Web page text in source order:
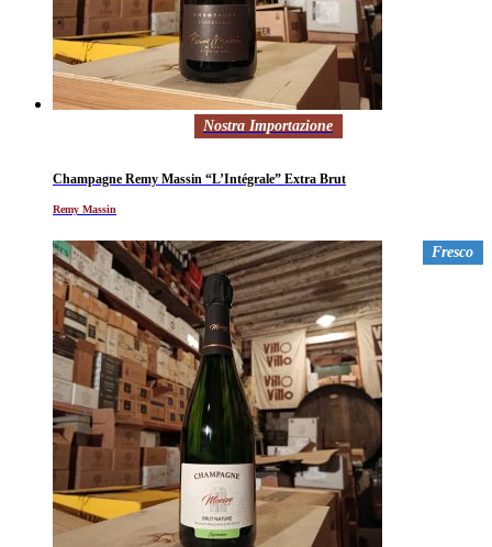
Nostra Importazione
Champagne Remy Massin “L’Intégrale” Extra Brut
Remy Massin
Fresco